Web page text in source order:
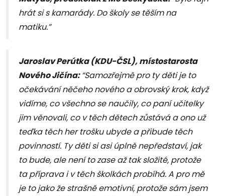
hrát si s kamarády. Do školy se těším na
matiku.”
Jaroslav Perútka (KDU-ČSL), místostarosta
Nového Jičína:“Samozřejmě pro ty děti je to
očekávání něčeho nového a obrovský krok, když
vidíme, co všechno se naučily, co paní učitelky
jim věnovali, co v těch dětech zůstává a ono už
teďka těch her trošku ubyde a přibude těch
povinností. Ty děti si asi úplně nepředstaví, jak
to bude, ale není to zase až tak složité, protože
ta příprava i v těch školkách probíhá. A pro mě
je to jako že strašně emotivní, protože sám jsem